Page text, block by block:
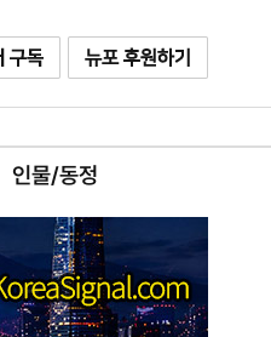
인물/동정